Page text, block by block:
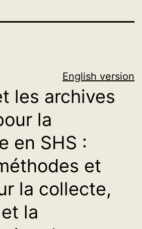
English version
les archives
la
en SHS :
et
la collecte,
la